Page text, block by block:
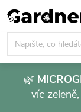
Přejít
na
obsah
🌿
víc